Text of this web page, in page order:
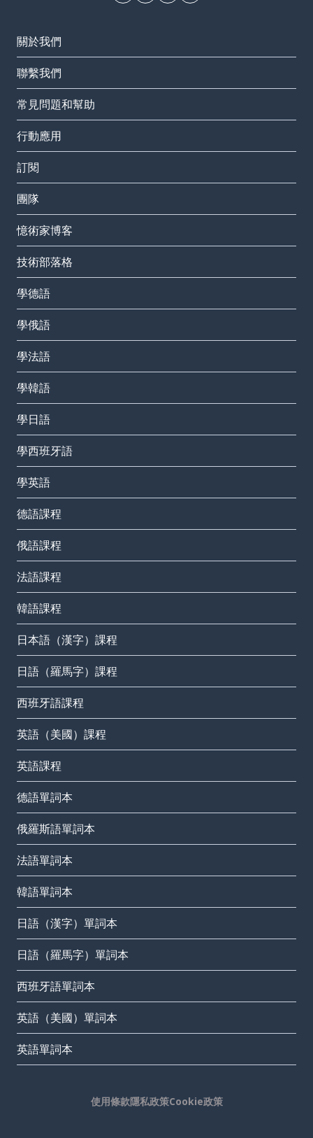
關於我們
聯繫我們
常見問題和幫助
行動應用
訂閱
團隊
憶術家博客
技術部落格
學德語
學俄語
學法語
學韓語
學日語
學西班牙語
學英語
德語課程
俄語課程
法語課程
韓語課程
日本語（漢字）課程
日語（羅馬字）課程
西班牙語課程
英語（美國）課程
英語課程
德語單詞本
俄羅斯語單詞本
法語單詞本
韓語單詞本
日語（漢字）單詞本
日語（羅馬字）單詞本
西班牙語單詞本
英語（美國）單詞本
英語單詞本
使用條款隱私政策Cookie政策